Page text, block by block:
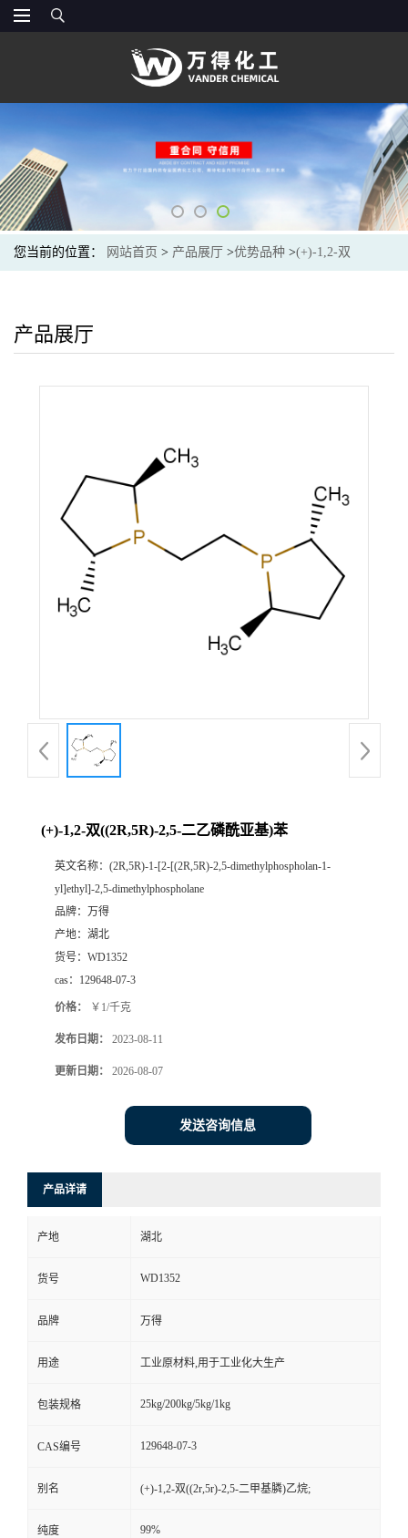
您当前的位置： 网站首页 > 产品展厅 >优势品种 >(+)-1,2-双
产品展厅
(+)-1,2-双((2R,5R)-2,5-二乙磷酰亚基)苯
英文名称： (2R,5R)-1-[2-[(2R,5R)-2,5-dimethylphospholan-1-
yl]ethyl]-2,5-dimethylphospholane
品牌： 万得
产地： 湖北
货号： WD1352
cas： 129648-07-3
价格： ￥1/千克
发布日期： 2023-08-11
更新日期： 2026-08-07
发送咨询信息
产品详请
产地 湖北
货号 WD1352
品牌 万得
用途 工业原材料,用于工业化大生产
包装规格 25kg/200kg/5kg/1kg
CAS编号 129648-07-3
别名 (+)-1,2-双((2r,5r)-2,5-二甲基膦)乙烷;
纯度 99%